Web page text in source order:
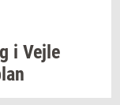
i Vejle